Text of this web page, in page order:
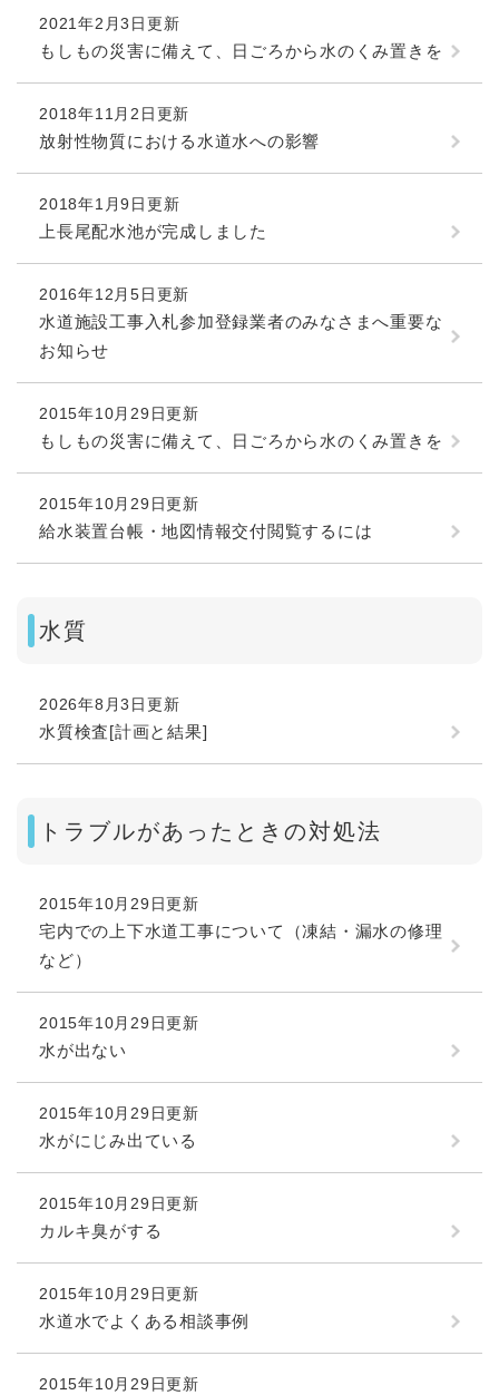
2021年2月3日更新
もしもの災害に備えて、日ごろから水のくみ置きを
2018年11月2日更新
放射性物質における水道水への影響
2018年1月9日更新
上長尾配水池が完成しました
2016年12月5日更新
水道施設工事入札参加登録業者のみなさまへ重要な
お知らせ
2015年10月29日更新
もしもの災害に備えて、日ごろから水のくみ置きを
2015年10月29日更新
給水装置台帳・地図情報交付閲覧するには
水質
2026年8月3日更新
水質検査[計画と結果]
トラブルがあったときの対処法
2015年10月29日更新
宅内での上下水道工事について（凍結・漏水の修理
など）
2015年10月29日更新
水が出ない
2015年10月29日更新
水がにじみ出ている
2015年10月29日更新
カルキ臭がする
2015年10月29日更新
水道水でよくある相談事例
2015年10月29日更新